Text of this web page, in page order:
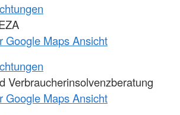
Google Maps Ansicht
Verbraucherinsolvenzberatung
Google Maps Ansicht